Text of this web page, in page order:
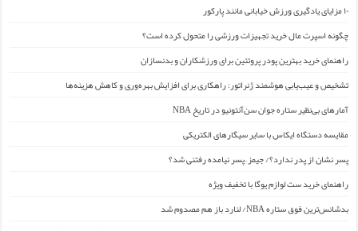
۱۰ مزایای یادگیری ورزش خیابانی مانند پارکور
چگونه اسپرت مال خرید تجهیزات ورزشی را متحول کرده است؟
راهنمای خرید بهترین پودر پروتئین برای ورزشکاران و بدنسازان
تشخیص و عیب‌یابی هوشمند ژنراتور: راهکاری برای افزایش بهره‌وری و کاهش هزینه‌ها
آمارهای بی‌نظیر ستاره جوان سن‌آنتونیو در تاریخ NBA
مقایسه دستگاه ایکاس با سایر سیگارهای الکتریکی
پسر نشان از پدر ندارد؟/ جیمز ِ پسر نیامده رفتنی شد؟
راهنمای خرید ست لوازم یوگا با تخفیف ویژه
بدشانس‌ترین فوق ستاره NBA/ لنارد باز هم مصدوم شد